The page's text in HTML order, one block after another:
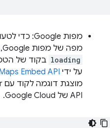
מפה של מפות Google, צריך לכלול את המאפיין
loading
על ידי Embed API
API של Google Cloud.